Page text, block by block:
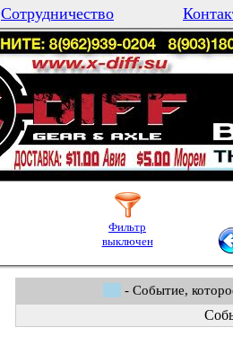
Сотрудничество
Фильтр
выключен
- Событие,